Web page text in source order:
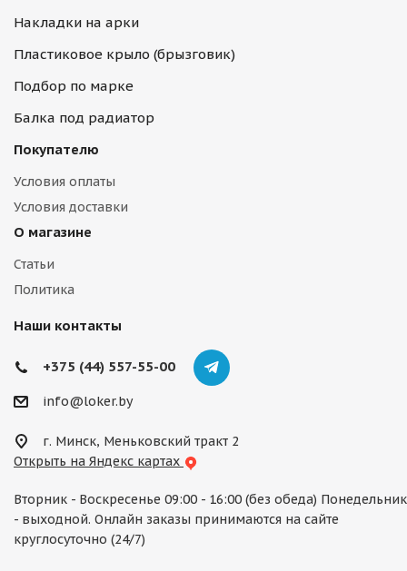
Накладки на арки
Пластиковое крыло (брызговик)
Подбор по марке
Балка под радиатор
Покупателю
Условия оплаты
Условия доставки
О магазине
Статьи
Политика
Наши контакты
+375 (44) 557-55-00
info@loker.by
г. Минск, Меньковский тракт 2
Открыть на Яндекс картах
Вторник - Воскресенье 09:00 - 16:00 (без обеда) Понедельник
- выходной. Онлайн заказы принимаются на сайте
круглосуточно (24/7)